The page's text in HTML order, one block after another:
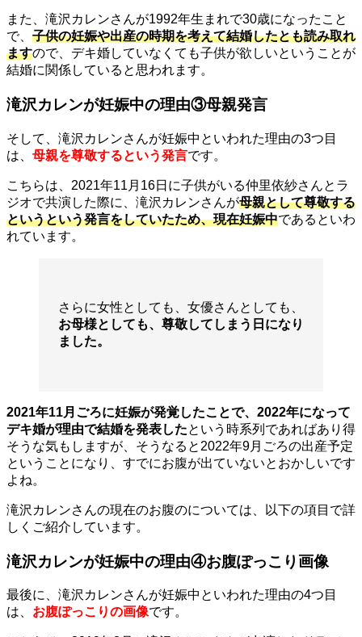
また、滝沢カレンさんが1992年生まれで30歳になったこと
で、 子供の妊娠や出産の時期を考えて結婚したとも読み取れ
ますので、デキ婚していなくても子供が欲しいということが
結婚に関係していると思われます。
滝沢カレンが妊娠中の理由③母親発言
そして、滝沢カレンさんが妊娠中といわれた理由の3つ目
は、 母親を尊敬するという発言です。
こちらは、2021年11月16日に子供がいる仲里依紗さんとラ
ジオで共演した際に、滝沢カレンさんが母親として尊敬する
というという発言をしていたため、現在妊娠中であるといわ
れています。
さらに女性としても、女優さんとしても、
お母様としても、尊敬してしまう日になり
ました。
2021年11月ごろに妊娠が発覚したことで、2022年になって
デキ婚が理由で結婚を発表したという時系列であればあり得
そうな気もしますが、そうなると2022年9月ごろの出産予定
ということになり、すでにお腹が出ていないとおかしいです
よね。
滝沢カレンさんの現在のお腹のについては、以下の項目で詳
しくご紹介しています。
滝沢カレンが妊娠中の理由④お腹ぽっこり画像
最後に、滝沢カレンさんが妊娠中といわれた理由の4つ目
は、 お腹ぽっこりの画像です。